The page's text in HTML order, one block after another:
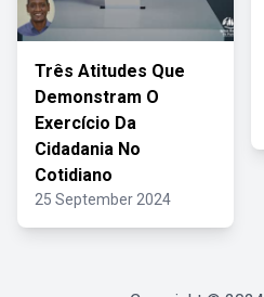
Três Atitudes Que
Demonstram O
Exercício Da
Cidadania No
Cotidiano
25 September 2024